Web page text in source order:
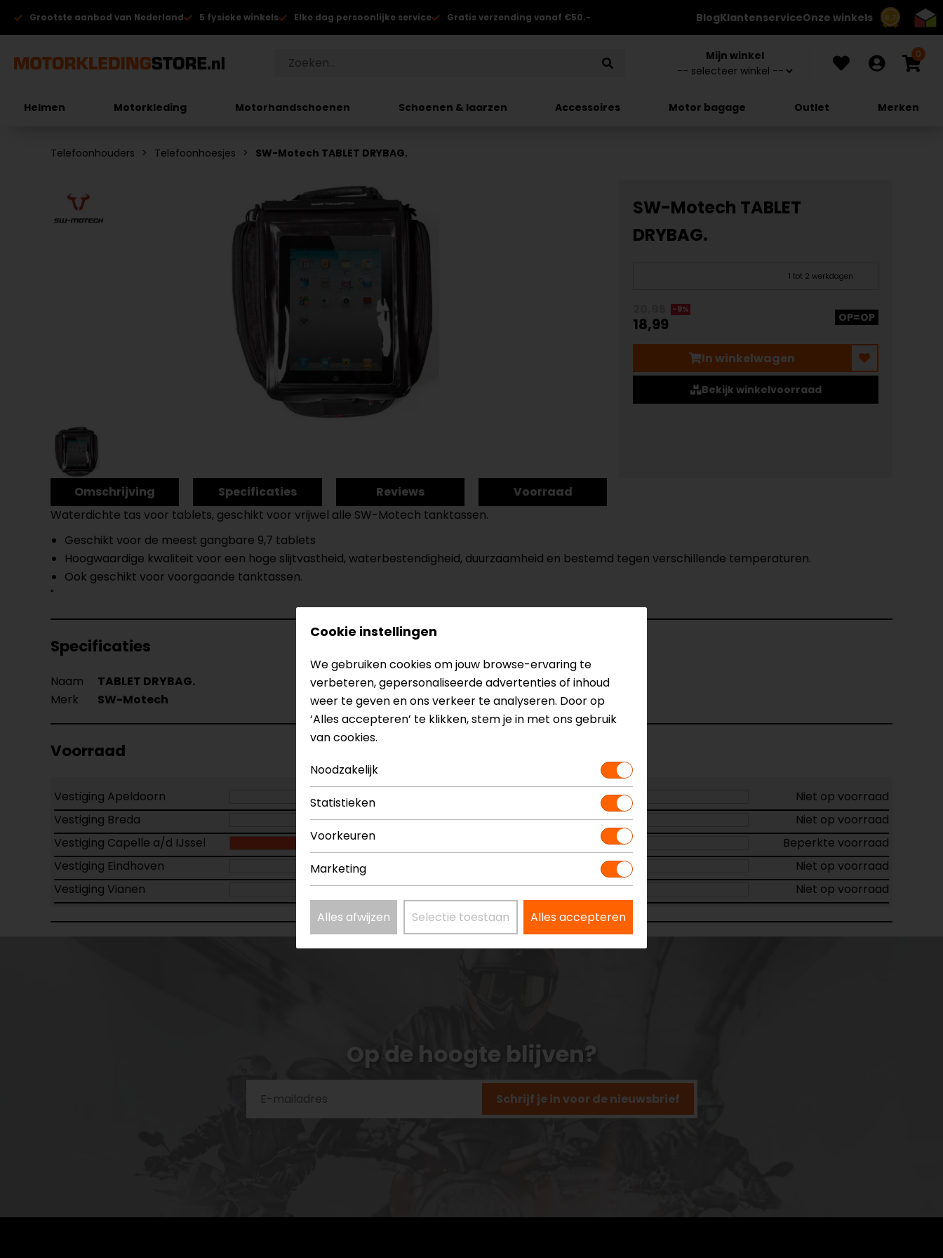
8.7
Grootste aanbod van Nederland 5 fysieke winkels Elke dag persoonlijke service Gratis verzending vanaf €50.- BlogKlantenserviceOnze winkels
Mijn winkel 0
Helmen Motorkleding Motorhandschoenen Schoenen & laarzen Accessoires Motor bagage Outlet Merken
Telefoonhouders Telefoonhoesjes SW-Motech TABLET DRYBAG.
SW-Motech TABLET
DRYBAG.
1 tot 2 werkdagen
-9%
18,99 OP=OP
In winkelwagen
Bekijk winkelvoorraad
Omschrijving Specificaties Reviews
Voorraad
Waterdichte tas voor tablets, geschikt voor vrijwel alle SW-Motech tanktassen.
Geschikt voor de meest gangbare 9,7 tablets
Hoogwaardige kwaliteit voor een hoge slijtvastheid, waterbestendigheid, duurzaamheid en bestemd tegen verschillende temperaturen.
Ook geschikt voor voorgaande tanktassen.
"
Specificaties
Naam TABLET DRYBAG. Model
1874148
Merk
SW-Motech Kleur N.v.t.
Voorraad
Vestiging Apeldoorn
Niet op voorraad
Vestiging Breda
Niet op voorraad
Vestiging Capelle a/d IJssel
Beperkte voorraad
Vestiging Eindhoven
Niet op voorraad
Vestiging Vianen
Niet op voorraad
Op de hoogte blijven?
Schrijf je in voor de nieuwsbrief
Cookie instellingen
We gebruiken cookies om jouw browse-ervaring te
verbeteren, gepersonaliseerde advertenties of inhoud
weer te geven en ons verkeer te analyseren. Door op
‘Alles accepteren’ te klikken, stem je in met ons gebruik
van cookies.
Noodzakelijk
Statistieken
Voorkeuren
Marketing
Alles afwijzen Selectie toestaan Alles accepteren